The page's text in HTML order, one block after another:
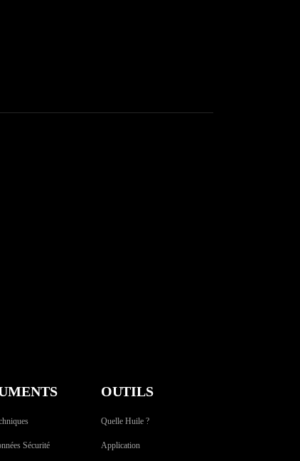
Sécurité
OUTILS
Quelle Huile ?
Application